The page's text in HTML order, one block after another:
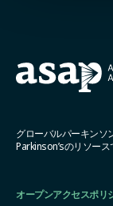
グローバルパーキンソ
Parkinson’sのリソース
オープンアクセスポリ